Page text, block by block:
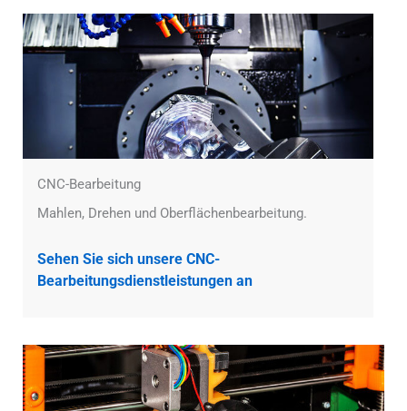
CNC-Bearbeitung
Mahlen, Drehen und Oberflächenbearbeitung.
Sehen Sie sich unsere CNC-
Bearbeitungsdienstleistungen an